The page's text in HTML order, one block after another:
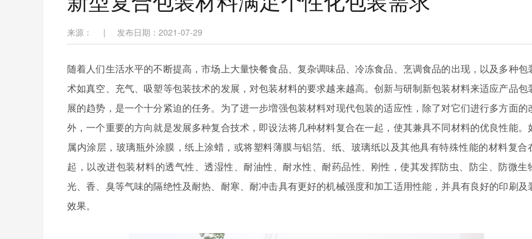
来源： | 发布日期：2021-07-29
随着人们生活水平的不断提高，市场上大量快餐食品、复杂调味品、冷冻食品、烹调食品的出现，以及多种包
术如真空、充气、吸塑等包装技术的发展，对包装材料的要求越来越高。创新与研制新包装材料来适应产品包
展的趋势，是一个十分紧迫的任务。为了进一步増强包装材料对现代包装的适应性，除了对它们进行多方面的
外，一个重要的方向就是发展多种复合技术，即设法将几种材料复合在一起，使其兼具不同材料的优良性能。
属内涂层，玻璃瓶外涂膜，纸上涂蜡，或将塑料薄膜与铝箔、纸、玻璃纸以及其他具有特殊性能的材料复合
起，以改进包装材料的透气性、透湿性、耐油性、耐水性、耐药品性、刚性，使其发挥防虫、防尘、防微生
光、香、臭等气味的隔绝性及耐热、耐寒、耐冲击具有更好的机械强度和加工适用性能，并具有良好的印刷及
效果。